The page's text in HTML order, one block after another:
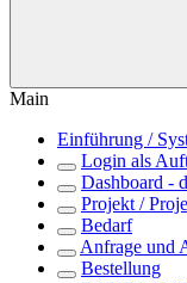
Main
Einführung /
Login als
Dashboard -
Projekt /
Bedarf
Anfrage und
Bestellung